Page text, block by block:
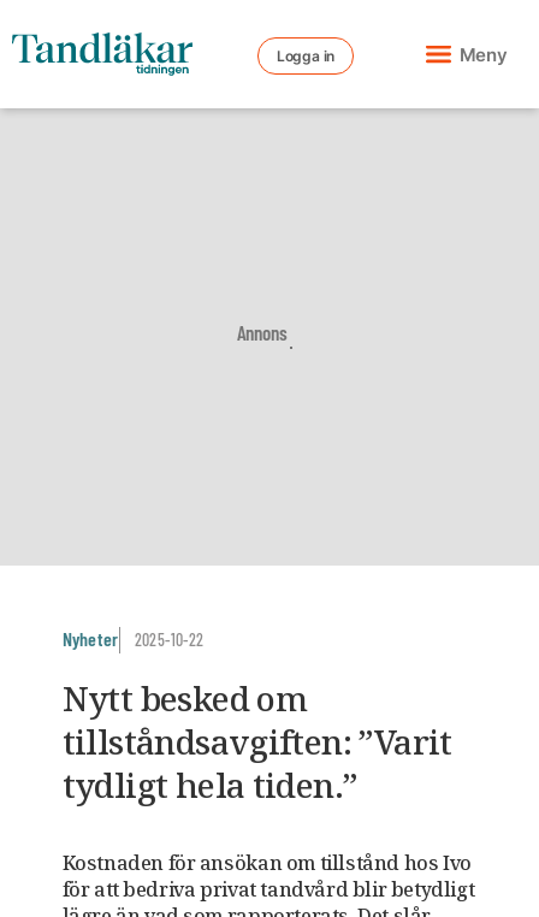
Logga in Meny
Annons
Nyheter 2025-10-22
Nytt besked om
tillståndsavgiften: ”Varit
tydligt hela tiden.”
Kostnaden för ansökan om tillstånd hos Ivo
för att bedriva privat tandvård blir betydligt